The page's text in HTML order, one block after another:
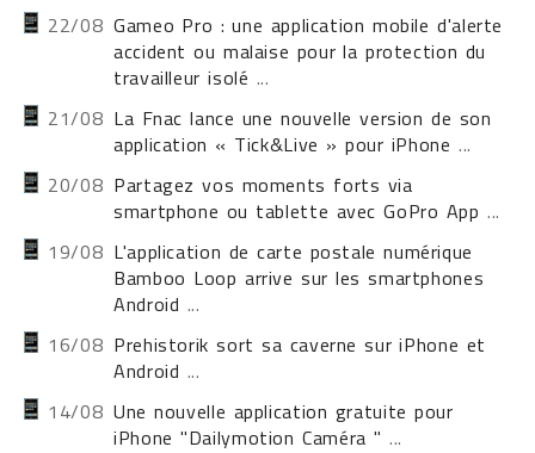
22/08 Gameo Pro : une application mobile d'alerte
accident ou malaise pour la protection du
travailleur isolé ...
21/08 La Fnac lance une nouvelle version de son
application « Tick&Live » pour iPhone ...
20/08 Partagez vos moments forts via
smartphone ou tablette avec GoPro App ...
19/08 L'application de carte postale numérique
Bamboo Loop arrive sur les smartphones
Android ...
16/08 Prehistorik sort sa caverne sur iPhone et
Android ...
14/08 Une nouvelle application gratuite pour
iPhone "Dailymotion Caméra " ...